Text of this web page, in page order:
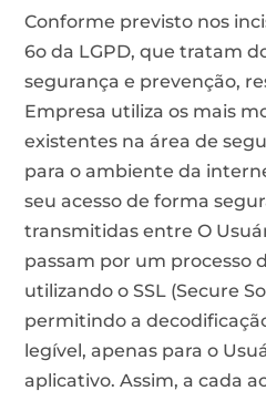
Conforme previsto nos
6o da LGPD, que tratam
segurança e prevenção,
Empresa utiliza os mais
existentes na área de
para o ambiente da
seu acesso de forma
transmitidas entre O
passam por um processo
utilizando o SSL (Secure
permitindo a
legível, apenas para o
aplicativo. Assim, a cada